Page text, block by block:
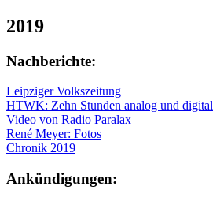
2019
Nachberichte:
Leipziger Volkszeitung
HTWK: Zehn Stunden analog und digital
Video von Radio Paralax
René Meyer: Fotos
Chronik 2019
Ankündigungen: